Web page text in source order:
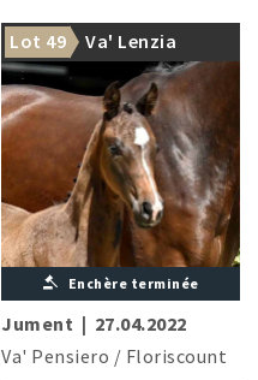
Lot 49 Va' Lenzia
Enchère terminée
Jument | 27.04.2022
Va' Pensiero / Floriscount